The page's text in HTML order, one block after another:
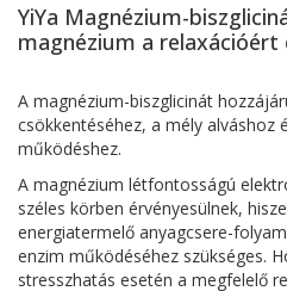
YiYa Magnézium-
magnézium a
A magnézium-biszglicinát
csökkentéséhez, a mély alváshoz
működéshez.
A magnézium létfontosságú
széles körben érvényesülnek,
energiatermelő anyagcsere-
enzim működéséhez szükséges.
stresszhatás esetén a megfelelő